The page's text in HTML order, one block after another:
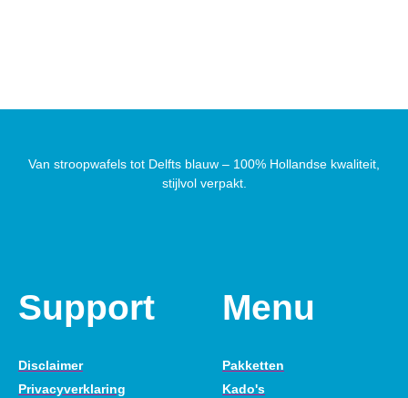
Van stroopwafels tot Delfts blauw – 100% Hollandse kwaliteit,
stijlvol verpakt.
Support
Disclaimer
Privacyverklaring
Menu
Pakketten
Kado's